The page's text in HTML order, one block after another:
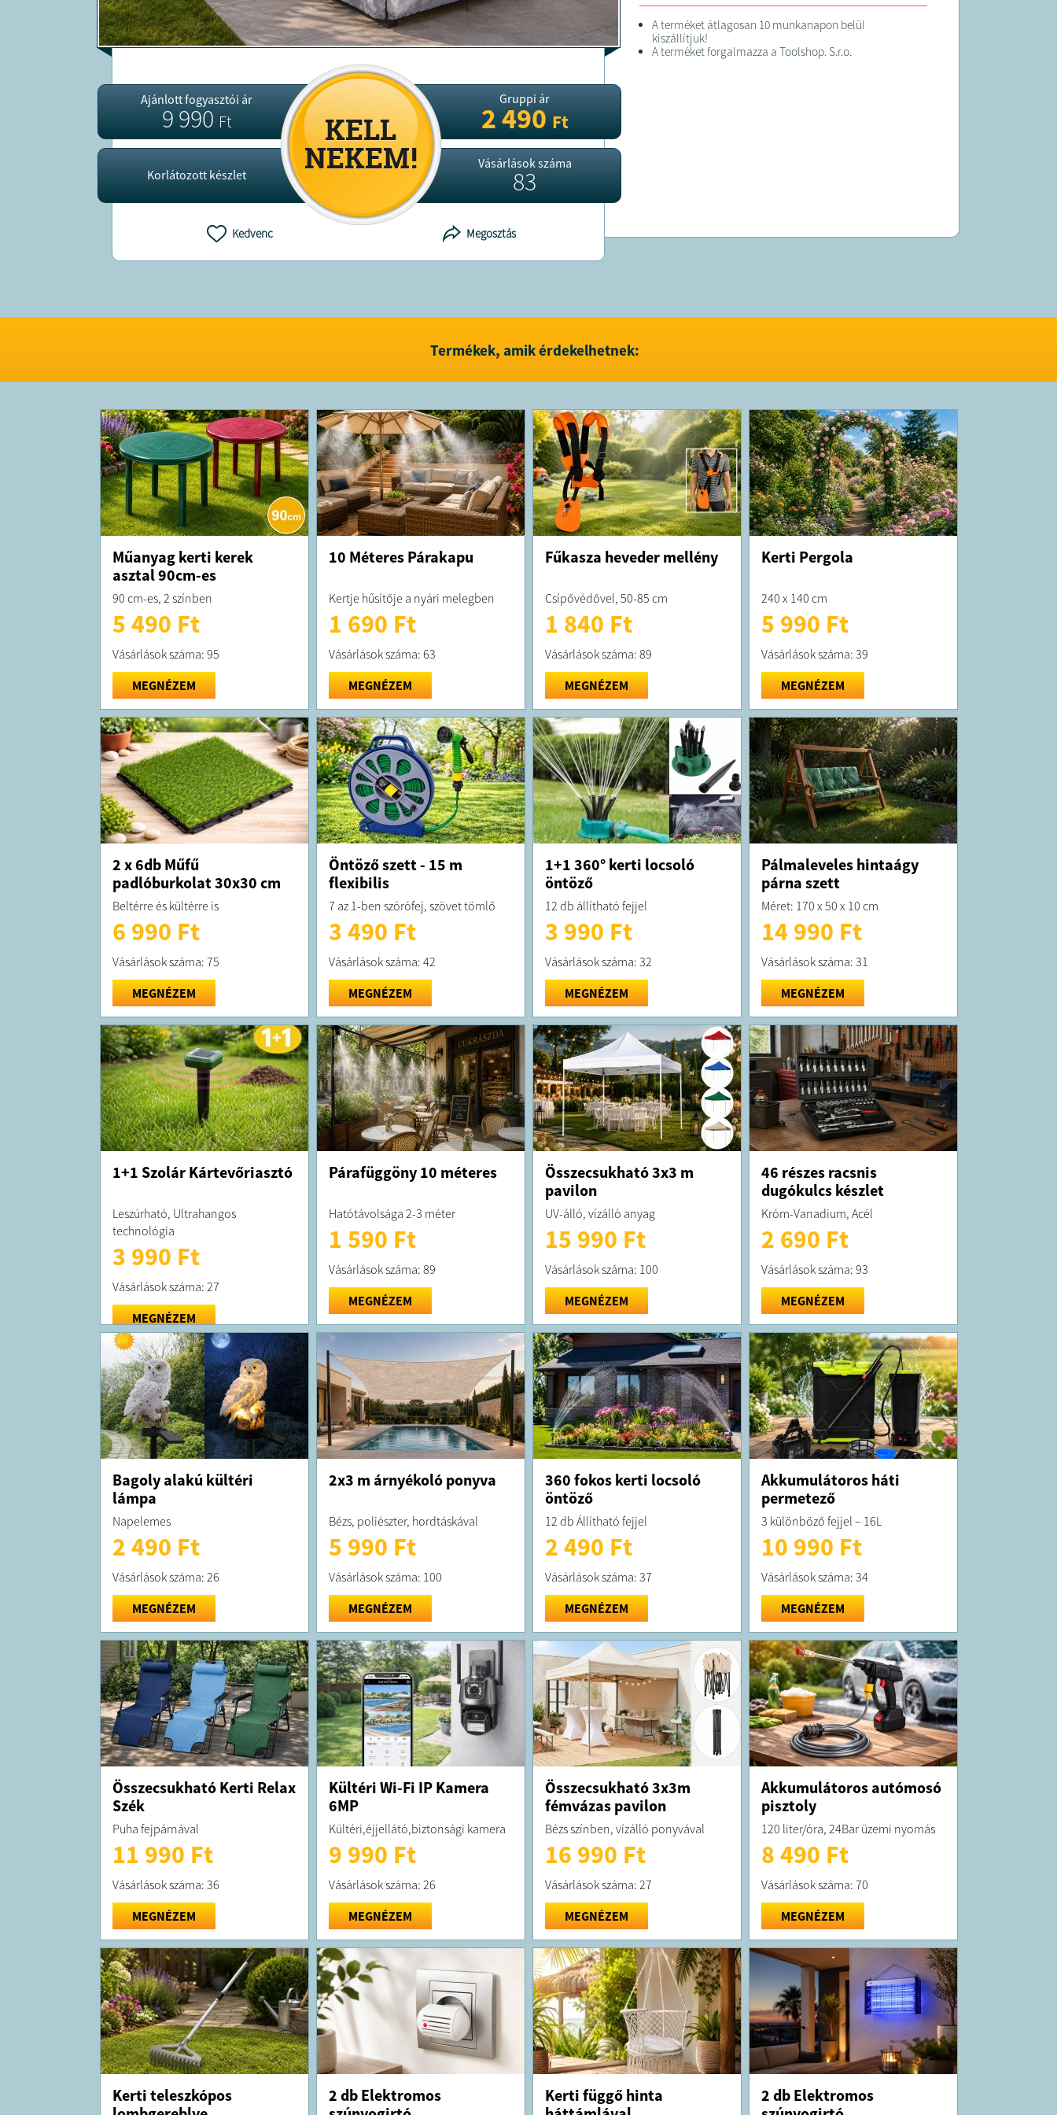
Ajánlott fogyasztói ár
9 990Ft
Korlátozott készlet
Gruppi ár
2 490Ft
Vásárlások száma
83
Kedvenc Megosztás
A terméket átlagosan 10 munkanapon belül
kiszállítjuk!
A terméket forgalmazza a Toolshop. S.r.o.
Termékek, amik érdekelhetnek:
Műanyag kerti kerek
asztal 90cm-es
90 cm-es, 2 színben
5 490 Ft
Vásárlások száma: 95
MEGNÉZEM
10 Méteres Párakapu
Kertje hűsítője a nyári melegben
1 690 Ft
Vásárlások száma: 63
MEGNÉZEM
Fűkasza heveder mellény
Csípővédővel, 50-85 cm
1 840 Ft
Vásárlások száma: 89
MEGNÉZEM
Kerti Pergola
240 x 140 cm
5 990 Ft
Vásárlások száma: 39
MEGNÉZEM
2 x 6db Műfű
padlóburkolat 30x30 cm
Beltérre és kültérre is
6 990 Ft
Vásárlások száma: 75
MEGNÉZEM
Öntöző szett - 15 m
flexibilis
7 az 1-ben szórófej, szövet tömlő
3 490 Ft
Vásárlások száma: 42
MEGNÉZEM
1+1 360° kerti locsoló
öntöző
12 db állítható fejjel
3 990 Ft
Vásárlások száma: 32
MEGNÉZEM
Pálmaleveles hintaágy
párna szett
Méret: 170 x 50 x 10 cm
14 990 Ft
Vásárlások száma: 31
MEGNÉZEM
1+1 Szolár Kártevőriasztó
Leszúrható, Ultrahangos
technológia
3 990 Ft
Vásárlások száma: 27
MEGNÉZEM
Párafüggöny 10 méteres
Hatótávolsága 2-3 méter
1 590 Ft
Vásárlások száma: 89
MEGNÉZEM
Összecsukható 3x3 m
pavilon
UV-álló, vízálló anyag
15 990 Ft
Vásárlások száma: 100
MEGNÉZEM
46 részes racsnis
dugókulcs készlet
Króm-Vanadium, Acél
2 690 Ft
Vásárlások száma: 93
MEGNÉZEM
Bagoly alakú kültéri
lámpa
Napelemes
2 490 Ft
Vásárlások száma: 26
MEGNÉZEM
2x3 m árnyékoló ponyva
Bézs, poliészter, hordtáskával
5 990 Ft
Vásárlások száma: 100
MEGNÉZEM
360 fokos kerti locsoló
öntöző
12 db Állítható fejjel
2 490 Ft
Vásárlások száma: 37
MEGNÉZEM
Akkumulátoros háti
permetező
3 különböző fejjel – 16L
10 990 Ft
Vásárlások száma: 34
MEGNÉZEM
Összecsukható Kerti Relax
Szék
Puha fejpárnával
11 990 Ft
Vásárlások száma: 36
MEGNÉZEM
Kültéri Wi-Fi IP Kamera
6MP
Kültéri,éjjellátó,biztonsági kamera
9 990 Ft
Vásárlások száma: 26
MEGNÉZEM
Összecsukható 3x3m
fémvázas pavilon
Bézs színben, vízálló ponyvával
16 990 Ft
Vásárlások száma: 27
MEGNÉZEM
Akkumulátoros autómosó
pisztoly
120 liter/óra, 24Bar üzemi nyomás
8 490 Ft
Vásárlások száma: 70
MEGNÉZEM
Kerti teleszkópos
2 db Elektromos
Kerti függő hinta
2 db Elektromos